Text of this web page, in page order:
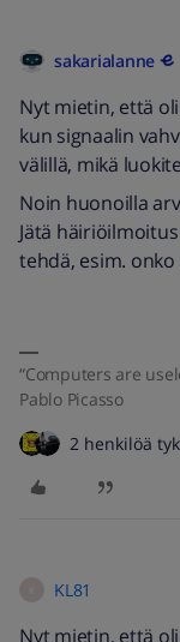
sakarialanne
Nyt mietin, että
kun signaalin
välillä, mikä
Noin huonoilla
Jätä
tehdä, esim.
“Computers are
Pablo Picasso
2 henkilöä
KL81
Nyt mietin, että